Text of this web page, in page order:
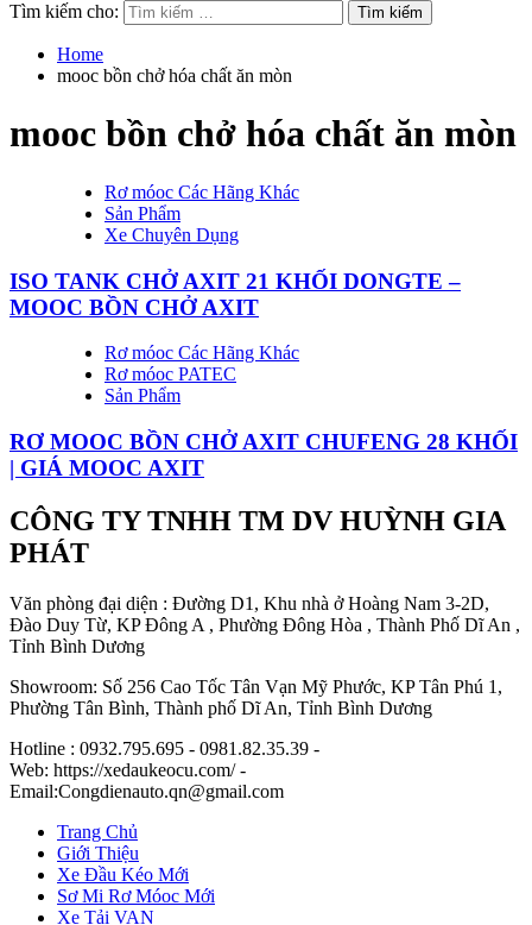
Tìm kiếm cho:
Home
mooc bồn chở hóa chất ăn mòn
mooc bồn chở hóa chất ăn mòn
Rơ móoc Các Hãng Khác
Sản Phẩm
Xe Chuyên Dụng
ISO TANK CHỞ AXIT 21 KHỐI DONGTE –
MOOC BỒN CHỞ AXIT
Rơ móoc Các Hãng Khác
Rơ móoc PATEC
Sản Phẩm
RƠ MOOC BỒN CHỞ AXIT CHUFENG 28 KHỐI
| GIÁ MOOC AXIT
CÔNG TY TNHH TM DV HUỲNH GIA
PHÁT
Văn phòng đại diện : Đường D1, Khu nhà ở Hoàng Nam 3-2D,
Đào Duy Từ, KP Đông A , Phường Đông Hòa , Thành Phố Dĩ An ,
Tỉnh Bình Dương
Showroom: Số 256 Cao Tốc Tân Vạn Mỹ Phước, KP Tân Phú 1,
Phường Tân Bình, Thành phố Dĩ An, Tỉnh Bình Dương
Hotline : 0932.795.695 - 0981.82.35.39 -
Web: https://xedaukeocu.com/ -
Email:Congdienauto.qn@gmail.com
Trang Chủ
Giới Thiệu
Xe Đầu Kéo Mới
Sơ Mi Rơ Móoc Mới
Xe Tải VAN